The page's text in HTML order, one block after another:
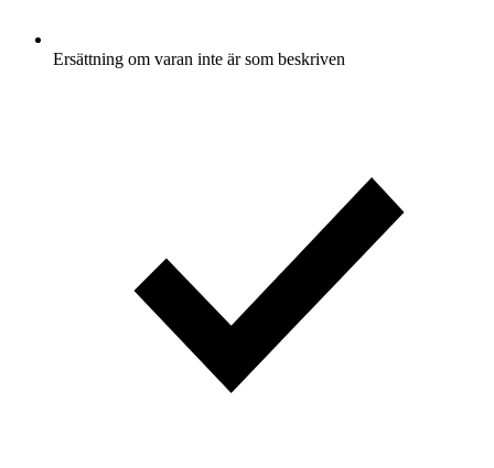
Ersättning om varan inte är som beskriven